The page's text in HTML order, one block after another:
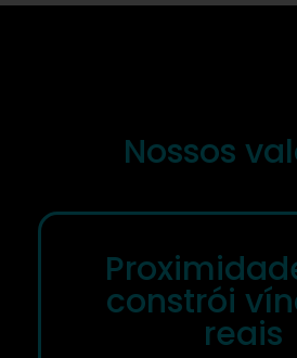
Nossos
constrói
reais